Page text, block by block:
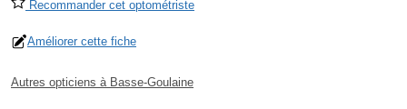
Recommander cet optométriste
Améliorer cette fiche
Autres opticiens à Basse-Goulaine